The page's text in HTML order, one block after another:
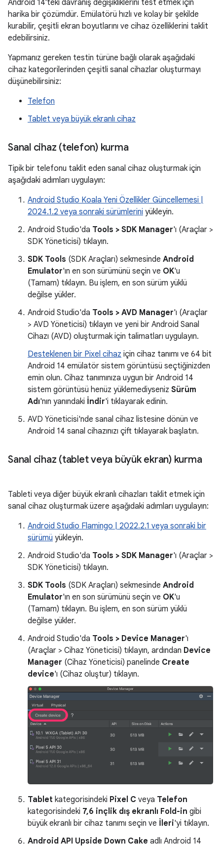
Android 14'teki davranış değişikliklerini test etmek için
harika bir çözümdür. Emülatörü hızlı ve kolay bir şekilde
kurabilir, çeşitli ekran boyutlarını ve cihaz özelliklerini taklit
edebilirsiniz.
Yapmanız gereken testin türüne bağlı olarak aşağıdaki
cihaz kategorilerinden çeşitli sanal cihazlar oluşturmayı
düşünebilirsiniz:
Telefon
Tablet veya büyük ekranlı cihaz
Sanal cihaz (telefon) kurma
Tipik bir telefonu taklit eden sanal cihaz oluşturmak için
aşağıdaki adımları uygulayın:
Android Studio Koala Yeni Özellikler Güncellemesi |
2024.1.2 veya sonraki sürümlerini yükleyin.
Android Studio'da Tools > SDK Manager'ı (Araçlar >
SDK Yöneticisi) tıklayın.
SDK Tools (SDK Araçları) sekmesinde Android
Emulator'ın en son sürümünü seçin ve OK'u
(Tamam) tıklayın. Bu işlem, en son sürüm yüklü
değilse yükler.
Android Studio'da Tools > AVD Manager'ı (Araçlar
> AVD Yöneticisi) tıklayın ve yeni bir Android Sanal
Cihazı (AVD) oluşturmak için talimatları uygulayın.
Desteklenen bir Pixel cihaz için cihaz tanımı ve 64 bit
Android 14 emülatör sistem görüntüsü seçtiğinizden
emin olun. Cihaz tanımınıza uygun bir Android 14
sistem görüntüsü henüz yüklemediyseniz Sürüm
Adı'nın yanındaki İndir'i tıklayarak edinin.
AVD Yöneticisi'nde sanal cihaz listesine dönün ve
Android 14 sanal cihazınızı çift tıklayarak başlatın.
Sanal cihaz (tablet veya büyük ekran) kurma
Tableti veya diğer büyük ekranlı cihazları taklit etmek için
sanal cihaz oluşturmak üzere aşağıdaki adımları uygulayın:
Android Studio Flamingo | 2022.2.1 veya sonraki bir
sürümü yükleyin.
Android Studio'da Tools > SDK Manager'ı (Araçlar >
SDK Yöneticisi) tıklayın.
SDK Tools (SDK Araçları) sekmesinde Android
Emulator'ın en son sürümünü seçin ve OK'u
(Tamam) tıklayın. Bu işlem, en son sürüm yüklü
değilse yükler.
Android Studio'da Tools > Device Manager'ı
(Araçlar > Cihaz Yöneticisi) tıklayın, ardından Device
Manager (Cihaz Yöneticisi) panelinde Create
device'ı (Cihaz oluştur) tıklayın.
Tablet kategorisindeki Pixel C veya Telefon
kategorisindeki 7,6 inçlik dış ekranlı Fold-in gibi
büyük ekranlı bir cihaz tanımı seçin ve İleri'yi tıklayın.
Android API Upside Down Cake adlı Android 14